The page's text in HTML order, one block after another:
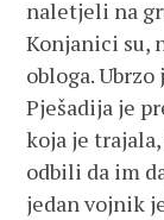
naletjeli na
Konjanici su,
obloga.
Pješadija je
koja je
odbili da im
jedan vojnik